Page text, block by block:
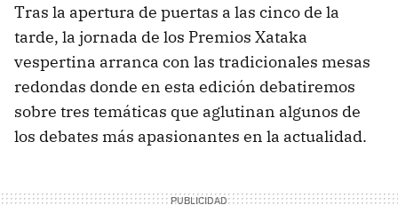
Tras la apertura de puertas a las cinco de la
tarde, la jornada de los Premios Xataka
vespertina arranca con las tradicionales mesas
redondas donde en esta edición debatiremos
sobre tres temáticas que aglutinan algunos de
los debates más apasionantes en la actualidad.